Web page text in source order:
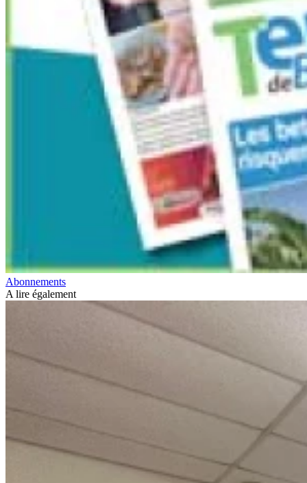
Abonnements
A lire également